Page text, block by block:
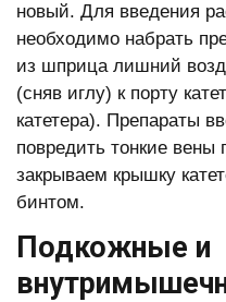
новый. Для введения
необходимо набрать
из шприца лишний
(сняв иглу) к порту
катетера). Препараты
повредить тонкие вены
закрываем крышку
бинтом.
Подкожные и